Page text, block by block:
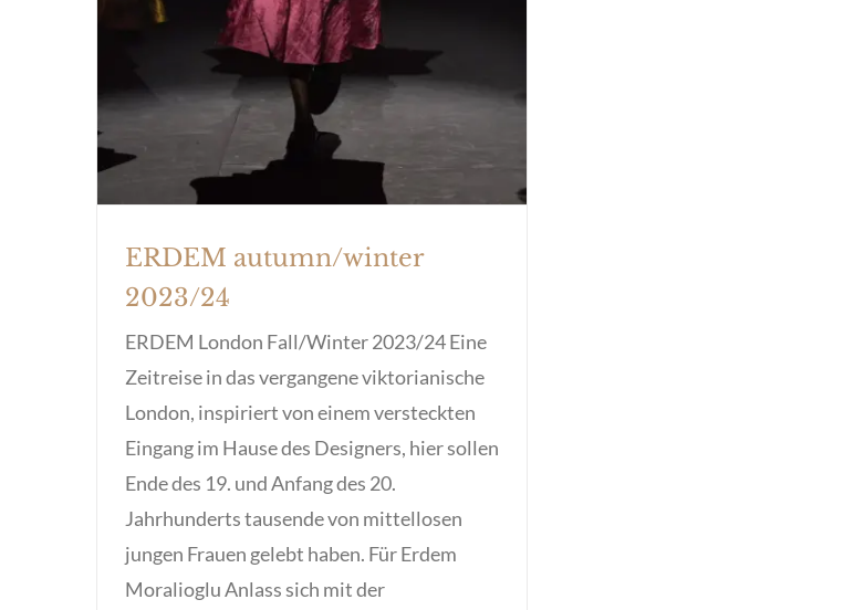
ERDEM autumn/winter
2023/24
ERDEM London Fall/Winter 2023/24 Eine
Zeitreise in das vergangene viktorianische
London, inspiriert von einem versteckten
Eingang im Hause des Designers, hier sollen
Ende des 19. und Anfang des 20.
Jahrhunderts tausende von mittellosen
jungen Frauen gelebt haben. Für Erdem
Moralioglu Anlass sich mit der